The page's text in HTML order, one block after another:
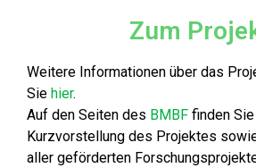
Zum
Weitere Informationen über das
Sie hier.
Auf den Seiten des BMBF finden
Kurzvorstellung des Projektes
aller geförderten